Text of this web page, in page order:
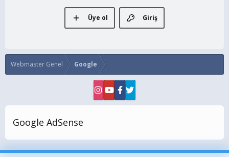
Giriş
Üye ol
Webmaster Genel Google
Google AdSense